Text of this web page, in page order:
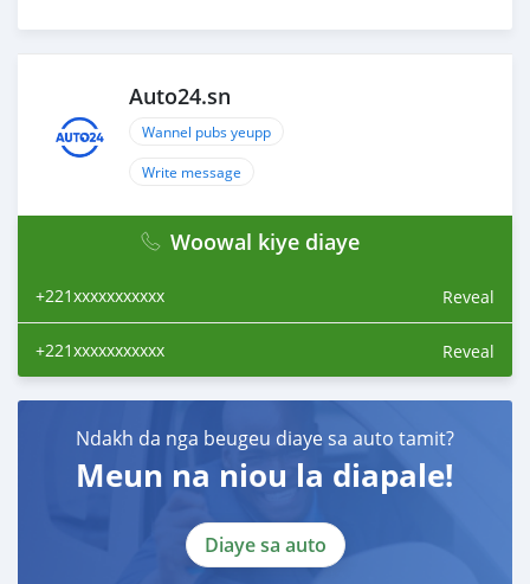
Auto24.sn
Wannel pubs yeupp
Write message
Woowal kiye diaye
+221xxxxxxxxxxx Reveal
+221xxxxxxxxxxx Reveal
Ndakh da nga beugeu diaye sa auto tamit?
Meun na niou la diapale!
Diaye sa auto